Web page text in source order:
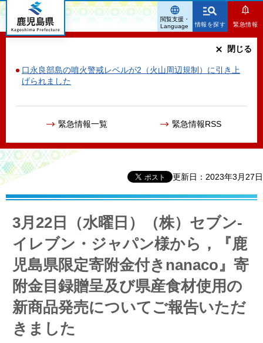
鹿児島県
情報を探す 緊急情報
口永良部島の噴火警戒レベルが2（火山周辺規制）に引き上
げられました
緊急情報一覧 緊急情報RSS
閉じる
閲覧支援・
Language
更新日：2023年3月27日
3月22日（水曜日）（株）セブン-
イレブン・ジャパン様から，『鹿
児島県限定寄附金付きnanaco』寄
附金目録贈呈及び県産食材使用の
新商品発売についてご報告いただ
きました